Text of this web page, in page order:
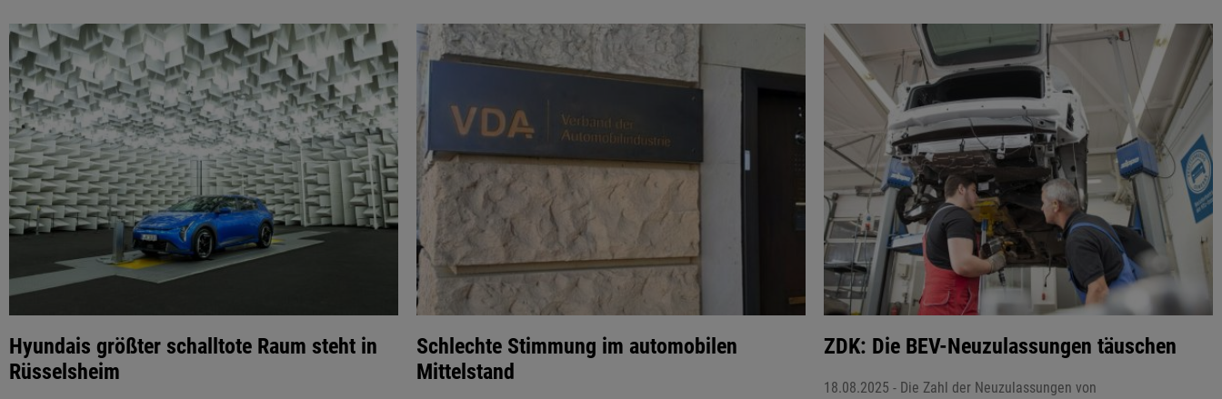
Hyundais größter schalltote Raum steht in
Rüsselsheim
Schlechte Stimmung im automobilen
Mittelstand
ZDK: Die BEV-Neuzulassungen täuschen
18.08.2025 - Die Zahl der Neuzulassungen von